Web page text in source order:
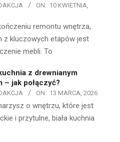
ON: 10 KWIETNIA,
remontu wnętrza,
z kluczowych etapów jest
mebli. To
z drewnianym
– jak połączyć?
ON: 13 MARCA, 2026
o wnętrzu, które jest
i przytulne, biała kuchnia